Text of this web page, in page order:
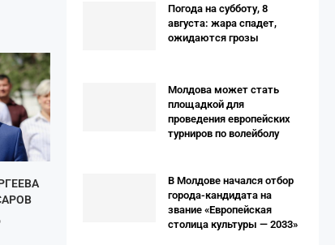
Погода на субботу, 8
августа: жара спадет,
ожидаются грозы
Молдова может стать
площадкой для
проведения европейских
турниров по волейболу
В Молдове начался отбор
города-кандидата на
звание «Европейская
столица культуры — 2033»